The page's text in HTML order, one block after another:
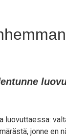
luo­vut­taes­sa:
jon­ne en